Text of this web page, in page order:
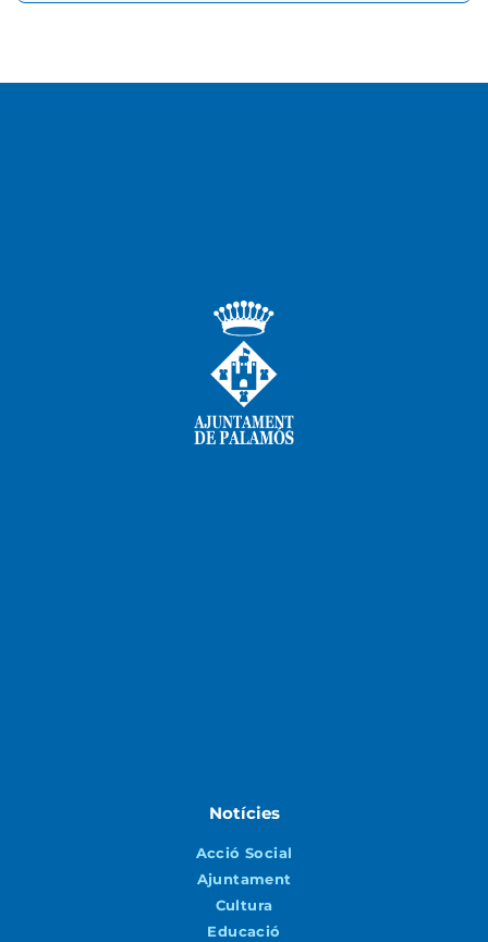
Notícies
Acció Social
Ajuntament
Cultura
Educació